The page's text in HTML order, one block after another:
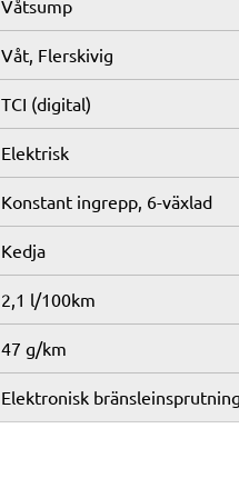
Våtsump
Våt, Flerskivig
TCI (digital)
Elektrisk
Konstant ingrepp, 6-växlad
Kedja
2,1 l/100km
47 g/km
Elektronisk